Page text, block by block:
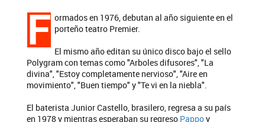
F ormados en 1976, debutan al año siguiente en el
porteño teatro Premier.
El mismo año editan su único disco bajo el sello
Polygram con temas como "Arboles difusores", "La
divina", "Estoy completamente nervioso", "Aire en
movimiento", "Buen tiempo" y "Te vi en la niebla".
El baterista Junior Castello, brasilero, regresa a su país
en 1978 y mientras esperaban su regreso Pappoy